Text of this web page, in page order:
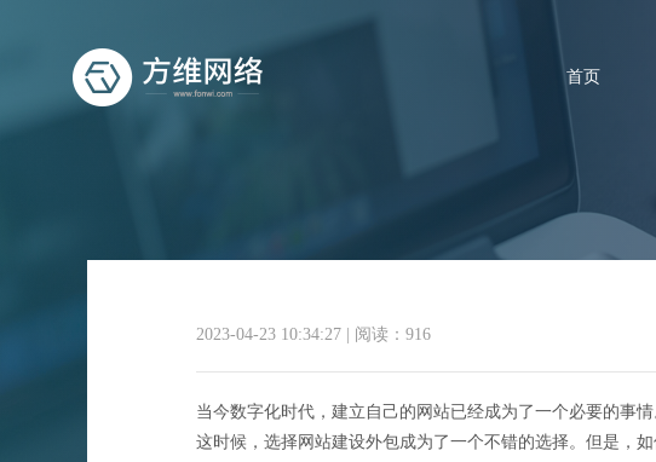
首页
选择网站建
2023-04-23 10:34:27 阅读：916
当今数字化时代，建立自己的网站已经成为了一个必要的事
这时候，选择网站建设外包成为了一个不错的选择。但是，